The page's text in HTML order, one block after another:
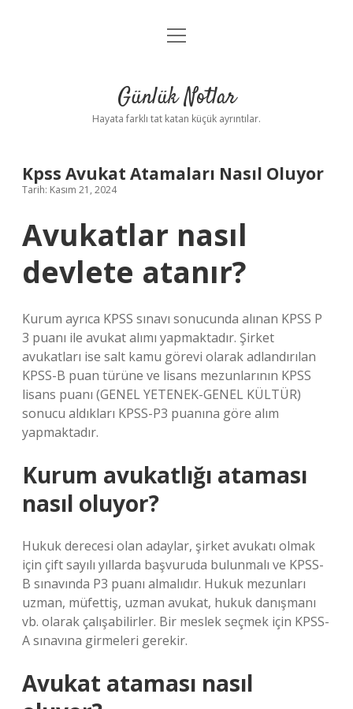
Anasayfa
Yasal Uyarı
menüyü
Günlük Notlar
Hayata farklı tat katan küçük ayrıntılar.
Kpss Avukat Atamaları Nasıl Oluyor
Tarih: Kasım 21, 2024
Avukatlar nasıl
devlete atanır?
Kurum ayrıca KPSS sınavı sonucunda alınan KPSS P
3 puanı ile avukat alımı yapmaktadır. Şirket
avukatları ise salt kamu görevi olarak adlandırılan
KPSS-B puan türüne ve lisans mezunlarının KPSS
lisans puanı (GENEL YETENEK-GENEL KÜLTÜR)
sonucu aldıkları KPSS-P3 puanına göre alım
yapmaktadır.
Kurum avukatlığı ataması
nasıl oluyor?
Hukuk derecesi olan adaylar, şirket avukatı olmak
için çift sayılı yıllarda başvuruda bulunmalı ve KPSS-
B sınavında P3 puanı almalıdır. Hukuk mezunları
uzman, müfettiş, uzman avukat, hukuk danışmanı
vb. olarak çalışabilirler. Bir meslek seçmek için KPSS-
A sınavına girmeleri gerekir.
Avukat ataması nasıl